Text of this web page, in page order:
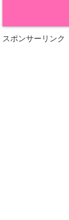
スポンサーリンク